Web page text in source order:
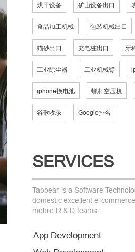
烘干设备 矿山设备出口
食品加工机械 包装机械出口
猫砂出口 充电桩出口 牙
工业除尘器 工业机械臂
iphone换电池 螺杆空压机
谷歌收录 Google排名
SERVICES
Tabpear is a Software
domestic excellent e-
mobile R & D teams.
App Development